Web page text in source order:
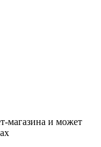
магазина и может